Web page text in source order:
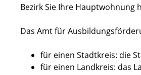
Bezirk Sie Ihre Hauptwohnung
Das Amt für
für einen Stadtkreis: die
für einen Landkreis: das